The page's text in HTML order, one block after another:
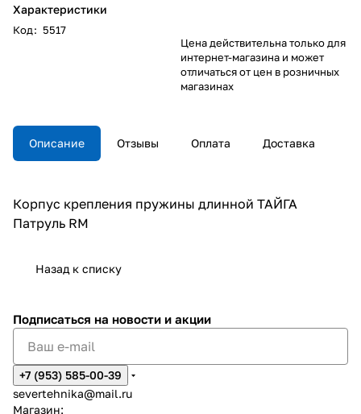
Характеристики
Код: 5517
Цена действительна только для
интернет-магазина и может
отличаться от цен в розничных
магазинах
Описание Отзывы Оплата Доставка
Корпус крепления пружины длинной ТАЙГА
Патруль RM
Назад к списку
Подписаться на новости и акции
+7 (953) 585-00-39
severtehnika@mail.ru
Магазин: